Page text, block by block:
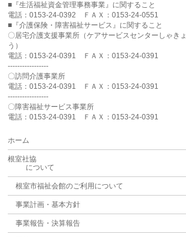
■『生活福祉資金管理事務事業』に関すること
電話：0153-24-0392 ＦＡＸ：0153-24-0551
■『介護保険・障害福祉サービス』に関すること
〇居宅介護支援事業所（ケアサービスセンターしゃきょ
う）
電話：0153-24-0391 ＦＡＸ：0153-24-0391
-----------------
〇訪問介護事業所
電話：0153-24-0391 ＦＡＸ：0153-24-0391
-----------------
〇障害福祉サービス事業所
電話：0153-24-0391 ＦＡＸ：0153-24-0391
ホーム
根室社協
について
根室市福祉会館のご利用について
事業計画・基本方針
事業報告・決算報告